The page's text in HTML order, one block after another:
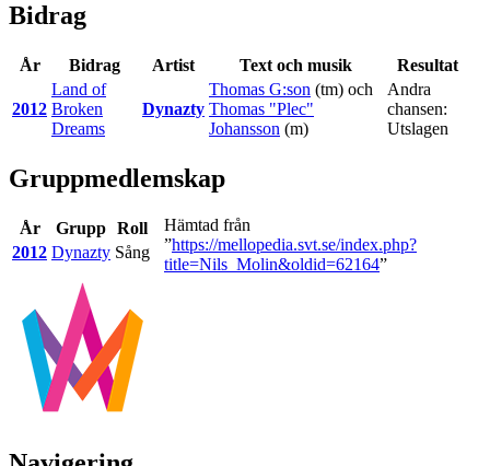
Bidrag
År Bidrag Artist Text och musik Resultat
2012
Land of
Broken
Dreams
Dynazty
Thomas G:son (tm) och
Thomas "Plec"
Johansson (m)
Andra
chansen:
Utslagen
Gruppmedlemskap
År Grupp Roll
2012 Dynazty Sång
Hämtad från
”https://mellopedia.svt.se/index.php?
title=Nils_Molin&oldid=62164”